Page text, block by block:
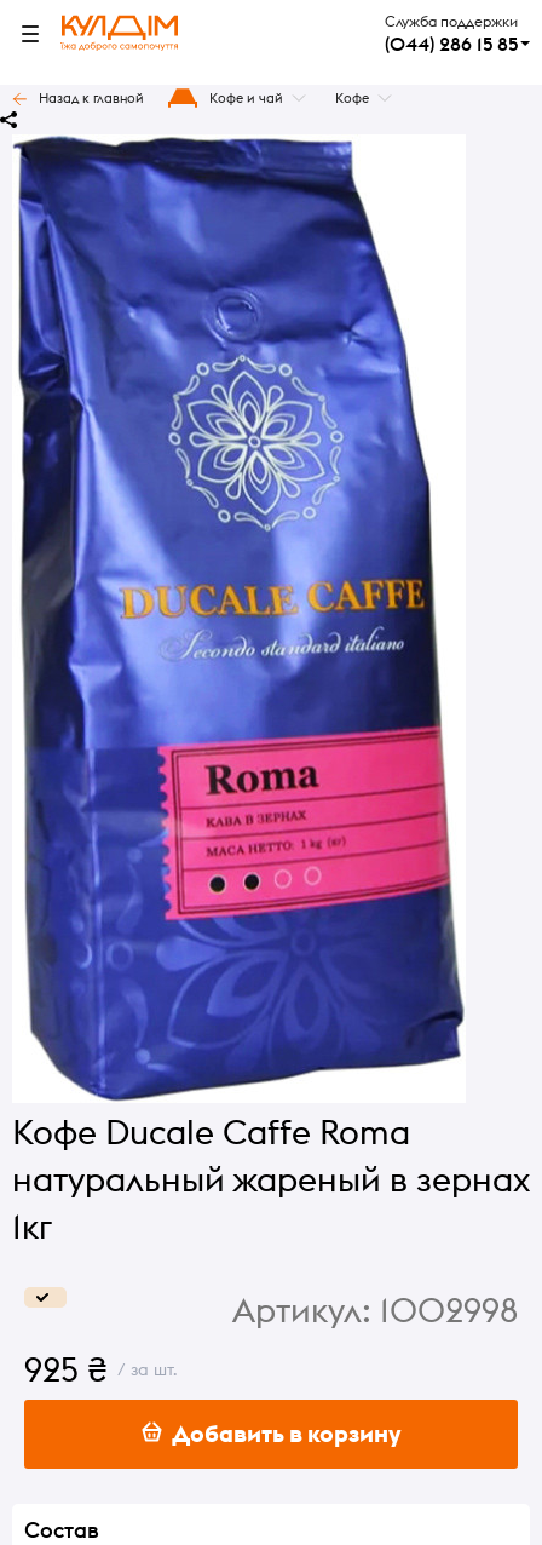
Служба поддержки
(044) 286 15 85
Назад к главной Кофе и чай Кофе
Кофе Ducale Caffe Roma
натуральный жареный в зернах
1кг
Артикул: 1002998
925 ₴ / за шт.
Добавить в корзину
Состав